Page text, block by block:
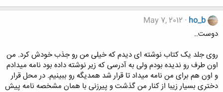
ho_b
May 7, 2012
دوست..
روی جلد یک کتاب نوشته ای دیدم که خیلی من رو جذب خودش کرد. من
اون طرف رو ندیده بودم ولی به آدرسی که زیر نوشته داده بود نامه میدادم
و اون هم برای من نامه میداد تا قرار شد همدیگه رو ببینیم. در محل قرار
دختری بسیار زیبا از کنار من گذشت و پیرزنی با همان مشخصه نامه پیش